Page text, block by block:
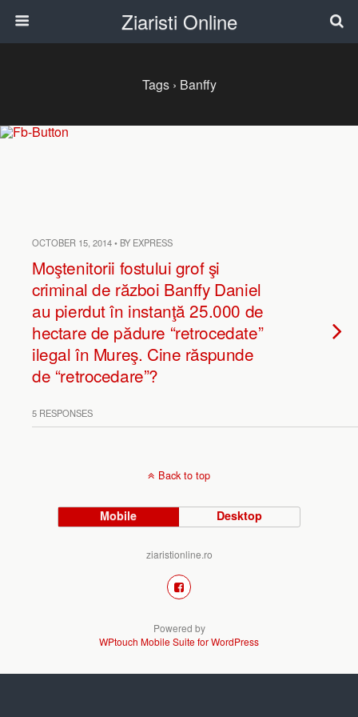
Ziaristi Online
Tags › Banffy
OCTOBER 15, 2014 • BY EXPRESS
Moştenitorii fostului grof şi
criminal de război Banffy Daniel
au pierdut în instanţă 25.000 de
hectare de pădure “retrocedate”
ilegal în Mureş. Cine răspunde
de “retrocedare”?
5 RESPONSES
Back to top
Mobile Desktop
ziaristionline.ro
Powered by
WPtouch Mobile Suite for WordPress